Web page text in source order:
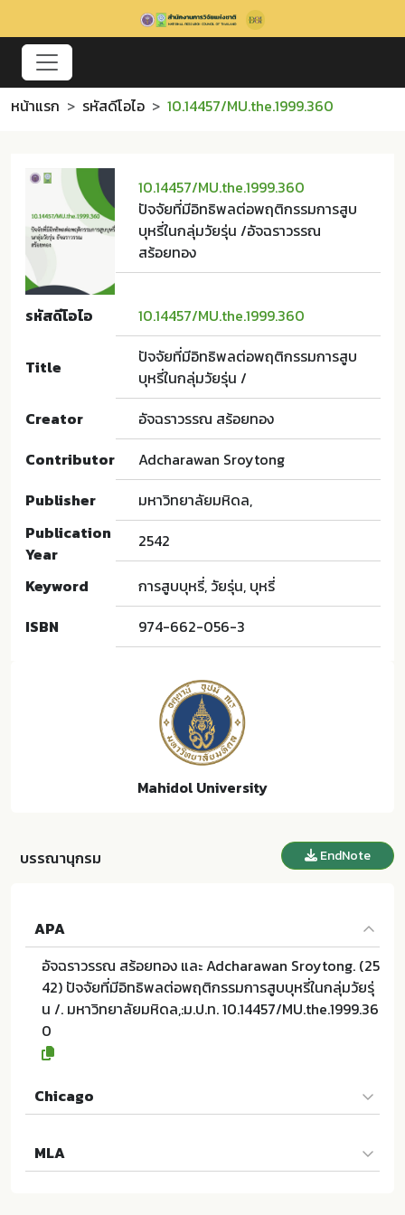
หน้าแรก รหัสดีโอไอ 10.14457/MU.the.1999.360
10.14457/MU.the.1999.360
ปัจจัยที่มีอิทธิพลต่อพฤติกรรมการสูบ
บุหรี่ในกลุ่มวัยรุ่น /อัจฉราวรรณ
สร้อยทอง
รหัสดีโอไอ 10.14457/MU.the.1999.360
Title
ปัจจัยที่มีอิทธิพลต่อพฤติกรรมการสูบ
บุหรี่ในกลุ่มวัยรุ่น /
Creator
อัจฉราวรรณ สร้อยทอง
Contributor
Adcharawan Sroytong
Publisher
มหาวิทยาลัยมหิดล,
Publication
Year
2542
Keyword
การสูบบุหรี่, วัยรุ่น, บุหรี่
ISBN
974-662-056-3
Mahidol University
บรรณานุกรม EndNote
APA
อัจฉราวรรณ สร้อยทอง และ Adcharawan Sroytong. (25
42) ปัจจัยที่มีอิทธิพลต่อพฤติกรรมการสูบบุหรี่ในกลุ่มวัยรุ่
น /. มหาวิทยาลัยมหิดล,:ม.ป.ท. 10.14457/MU.the.1999.36
0
Chicago
42. ปัจจัยที่มีอิทธิพลต่อพฤติกรรมการสูบบุหรี่ในกลุ่มวัยรุ่
น /. ม.ป.ท.:มหาวิทยาลัยมหิดล,; 10.14457/MU.the.1999.3
MLA